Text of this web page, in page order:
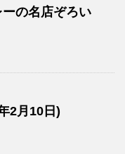
の名店ぞろい
2月10日)